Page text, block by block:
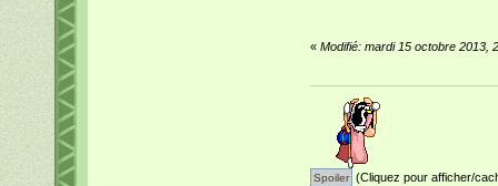
« Modifié: mardi 15 octobre 2013,
(Cliquez pour afficher/